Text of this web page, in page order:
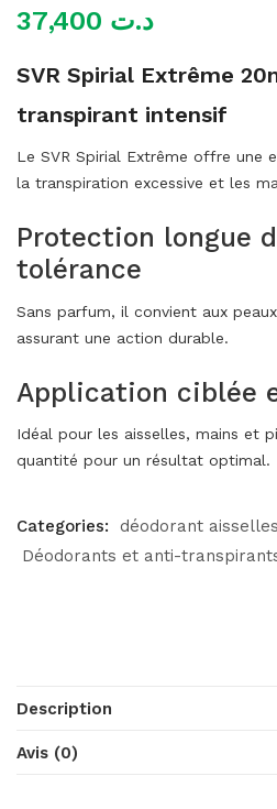
د.ت
SVR Spirial Extrême
transpirant intensif
Le SVR Spirial Extrême offre une
la transpiration excessive et les
Protection longue
tolérance
Sans parfum, il convient aux
assurant une action durable.
Application ciblée
Idéal pour les aisselles, mains et
quantité pour un résultat optimal.
Categories:
déodorant aisselles
Déodorants et anti-
Description
Avis (0)